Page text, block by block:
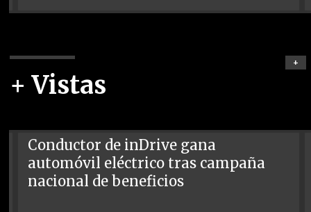
+ Vistas
+
Conductor de inDrive gana
automóvil eléctrico tras campaña
nacional de beneficios